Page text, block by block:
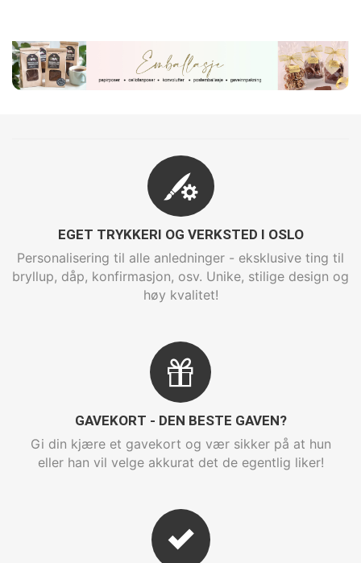
EGET TRYKKERI OG VERKSTED I OSLO
Personalisering til alle anledninger - eksklusive ting til
bryllup, dåp, konfirmasjon, osv. Unike, stilige design og
høy kvalitet!
GAVEKORT - DEN BESTE GAVEN?
Gi din kjære et gavekort og vær sikker på at hun
eller han vil velge akkurat det de egentlig liker!